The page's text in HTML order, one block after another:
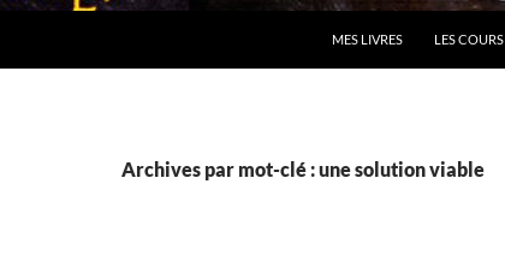
MES LIVRES LES COURS
Archives par mot-clé : une solution viable